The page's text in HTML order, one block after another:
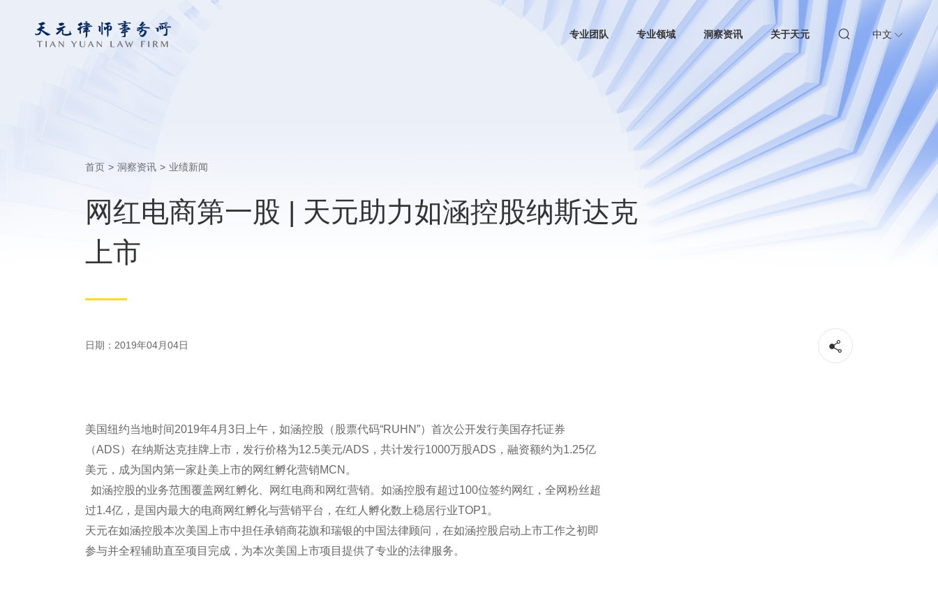
专业团队 专业领域 洞察资讯 关于天元 中文
首页 > 洞察资讯 > 业绩新闻
网红电商第一股 | 天元助力如涵控股纳斯达克
上市
日期：2019年04月04日
美国纽约当地时间2019年4月3日上午，如涵控股（股票代码“RUHN”）首次公开发行美国存托证券
（ADS）在纳斯达克挂牌上市，发行价格为12.5美元/ADS，共计发行1000万股ADS，融资额约为1.25亿
美元，成为国内第一家赴美上市的网红孵化营销MCN。
如涵控股的业务范围覆盖网红孵化、网红电商和网红营销。如涵控股有超过100位签约网红，全网粉丝超
过1.4亿，是国内最大的电商网红孵化与营销平台，在红人孵化数上稳居行业TOP1。
天元在如涵控股本次美国上市中担任承销商花旗和瑞银的中国法律顾问，在如涵控股启动上市工作之初即
参与并全程辅助直至项目完成，为本次美国上市项目提供了专业的法律服务。